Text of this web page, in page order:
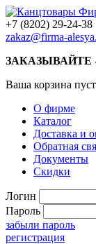
+7 (8202) 29-24-38
zakaz@firma-
Ваша корзина
О фирме
Каталог
Доставка и
Обратная
Документы
Скидки
Логин
Пароль
забыли пароль
регистрация